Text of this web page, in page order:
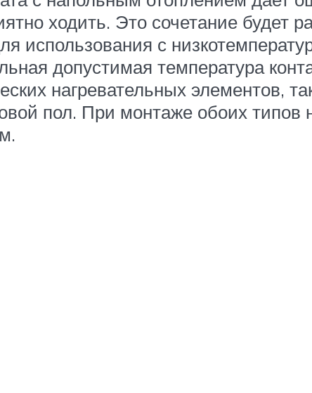
ходить. Это сочетание будет
использования с
допустимая температура
нагревательных элементов,
пол. При монтаже обоих типов